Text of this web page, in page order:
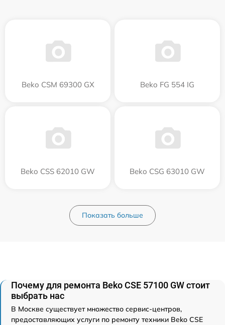
Beko CSM 69300 GX Beko FG 554 IG
Beko CSS 62010 GW Beko CSG 63010 GW
Показать больше
Почему для ремонта Beko CSE 57100 GW стоит
выбрать нас
В Москве существует множество сервис-центров,
предоставляющих услуги по ремонту техники Beko CSE